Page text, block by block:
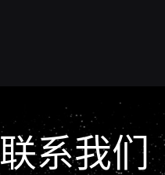
联系我们